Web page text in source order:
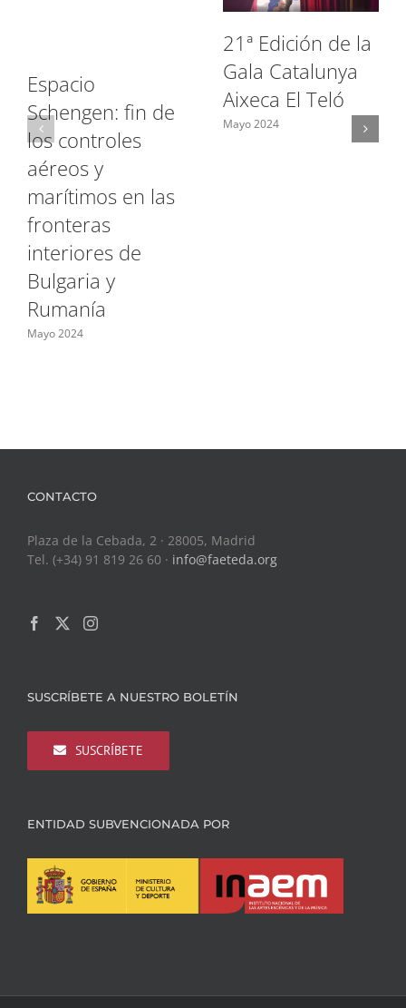
Espacio
Schengen: fin de
los controles
aéreos y
marítimos en las
fronteras
interiores de
Bulgaria y
Rumanía
Mayo 2024
21ª Edición de la
Gala Catalunya
Aixeca El Teló
Mayo 2024
CONTACTO
Plaza de la Cebada, 2 · 28005, Madrid
Tel. (+34) 91 819 26 60 · info@faeteda.org
SUSCRÍBETE A NUESTRO BOLETÍN
SUSCRÍBETE
ENTIDAD SUBVENCIONADA POR